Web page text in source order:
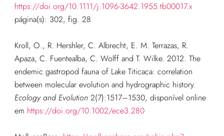
https://doi.org/10.1111/j.1096-3642.1955.tb00017.x
página(s): 302, fig. 28
Kroll, O., R. Hershler, C. Albrecht, E. M. Terrazas, R.
Apaza, C. Fuentealba, C. Wolff and T. Wilke. 2012. The
endemic gastropod fauna of Lake Titicaca: correlation
between molecular evolution and hydrographic history.
Ecology and Evolution 2(7):1517–1530, disponível online
em https://doi.org/10.1002/ece3.280